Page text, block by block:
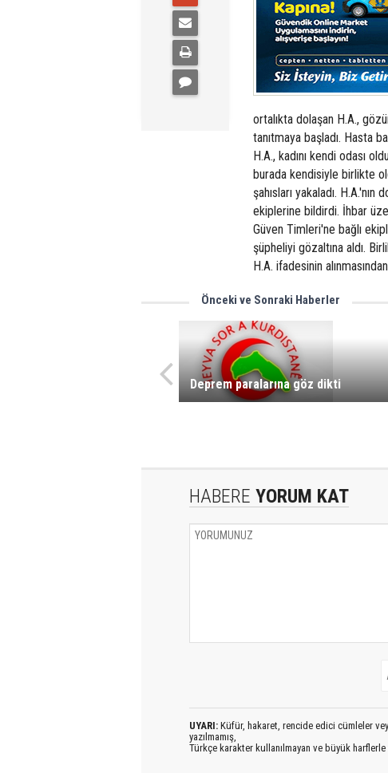
ortalıkta dolaşan H.A.,
tanıtmaya başladı. Hasta
H.A., kadını kendi odası
burada kendisiyle birlikte
şahısları yakaladı.
ekiplerine bildirdi. İhbar
Güven Timleri'ne bağlı
şüpheliyi gözaltına aldı.
H.A. ifadesinin
Önceki ve Sonraki Haberler
Deprem paralarına göz dikti
HABERE YORUM KAT
UYARI: Küfür, hakaret, rencide edici cümleler
yazılmamış,
Türkçe karakter kullanılmayan ve büyük harflerle